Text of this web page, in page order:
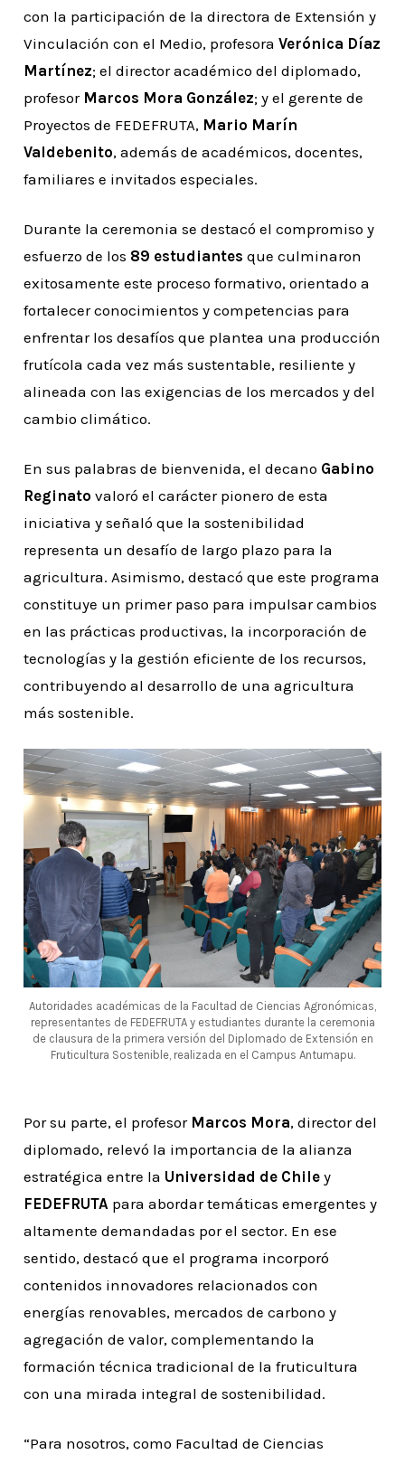
con la participación de la directora de Extensión y
Vinculación con el Medio, profesoraVerónica Díaz
Martínez; el director académico del diplomado,
profesor Marcos Mora González; y el gerente de
Proyectos de FEDEFRUTA, Mario Marín
Valdebenito, además de académicos, docentes,
familiares e invitados especiales.
Durante la ceremonia se destacó el compromiso y
esfuerzo de los 89 estudiantes que culminaron
exitosamente este proceso formativo, orientado a
fortalecer conocimientos y competencias para
enfrentar los desafíos que plantea una producción
frutícola cada vez más sustentable, resiliente y
alineada con las exigencias de los mercados y del
cambio climático.
En sus palabras de bienvenida, el decano Gabino
Reginato valoró el carácter pionero de esta
iniciativa y señaló que la sostenibilidad
representa un desafío de largo plazo para la
agricultura. Asimismo, destacó que este programa
constituye un primer paso para impulsar cambios
en las prácticas productivas, la incorporación de
tecnologías y la gestión eficiente de los recursos,
contribuyendo al desarrollo de una agricultura
más sostenible.
Autoridades académicas de la Facultad de Ciencias Agronómicas,
representantes de FEDEFRUTA y estudiantes durante la ceremonia
de clausura de la primera versión del Diplomado de Extensión en
Fruticultura Sostenible, realizada en el Campus Antumapu.
Por su parte, el profesor Marcos Mora, director del
diplomado, relevó la importancia de la alianza
estratégica entre la Universidad de Chile y
FEDEFRUTA para abordar temáticas emergentes y
altamente demandadas por el sector. En ese
sentido, destacó que el programa incorporó
contenidos innovadores relacionados con
energías renovables, mercados de carbono y
agregación de valor, complementando la
formación técnica tradicional de la fruticultura
con una mirada integral de sostenibilidad.
“Para nosotros, como Facultad de Ciencias